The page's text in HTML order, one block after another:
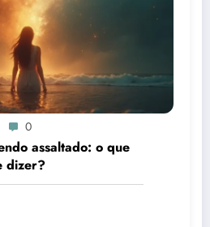
0
assaltado: o que
dizer?